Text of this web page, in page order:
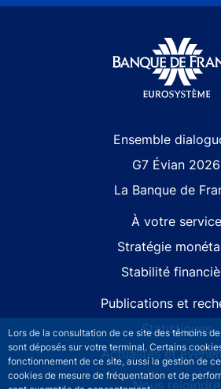
Lors de la consultation de ce site des témoins
sont déposés sur votre terminal. Certains
fonctionnement de ce site, aussi la gestion de
cookies de mesure de fréquentation et de
Ensemble
G7 Évian 2026
La Banque de
À votre service
Stratégie
Stabilité
Publications et
Statistiques
Actualités et
Nous rejoindre